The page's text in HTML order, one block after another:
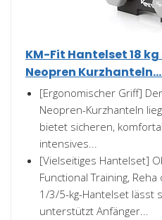
KM-Fit Hantelset 18
Neopren
[Ergonomischer Griff]
Neopren-Kurzhanteln
bietet sicheren,
intensives...
[Vielseitiges Hantelset]
Functional Training,
1/3/5-kg-Hantelset lässt
unterstützt Anfänger...